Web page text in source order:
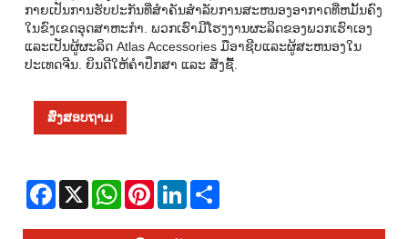
ກາຍເປັນການຮັບປະກັນທີ່ສໍາຄັນສໍາລັບການສະຫນອງອາກາດທີ່ຫມັ້ນຄົງ
ໃນຂົງເຂດອຸດສາຫະກໍາ. ພວກເຮົາມີໂຮງງານຜະລິດຂອງພວກເຮົາເອງ
ແລະເປັນຜູ້ຜະລິດ Atlas Accessories ມືອາຊີບແລະຜູ້ສະຫນອງໃນ
ປະເທດຈີນ. ຍິນດີໃຫ້ຄຳປຶກສາ ແລະ ສັ່ງຊື້.
ສົ່ງສອບຖາມ
Facebook
X WhatsAppPinterestLinkedIn